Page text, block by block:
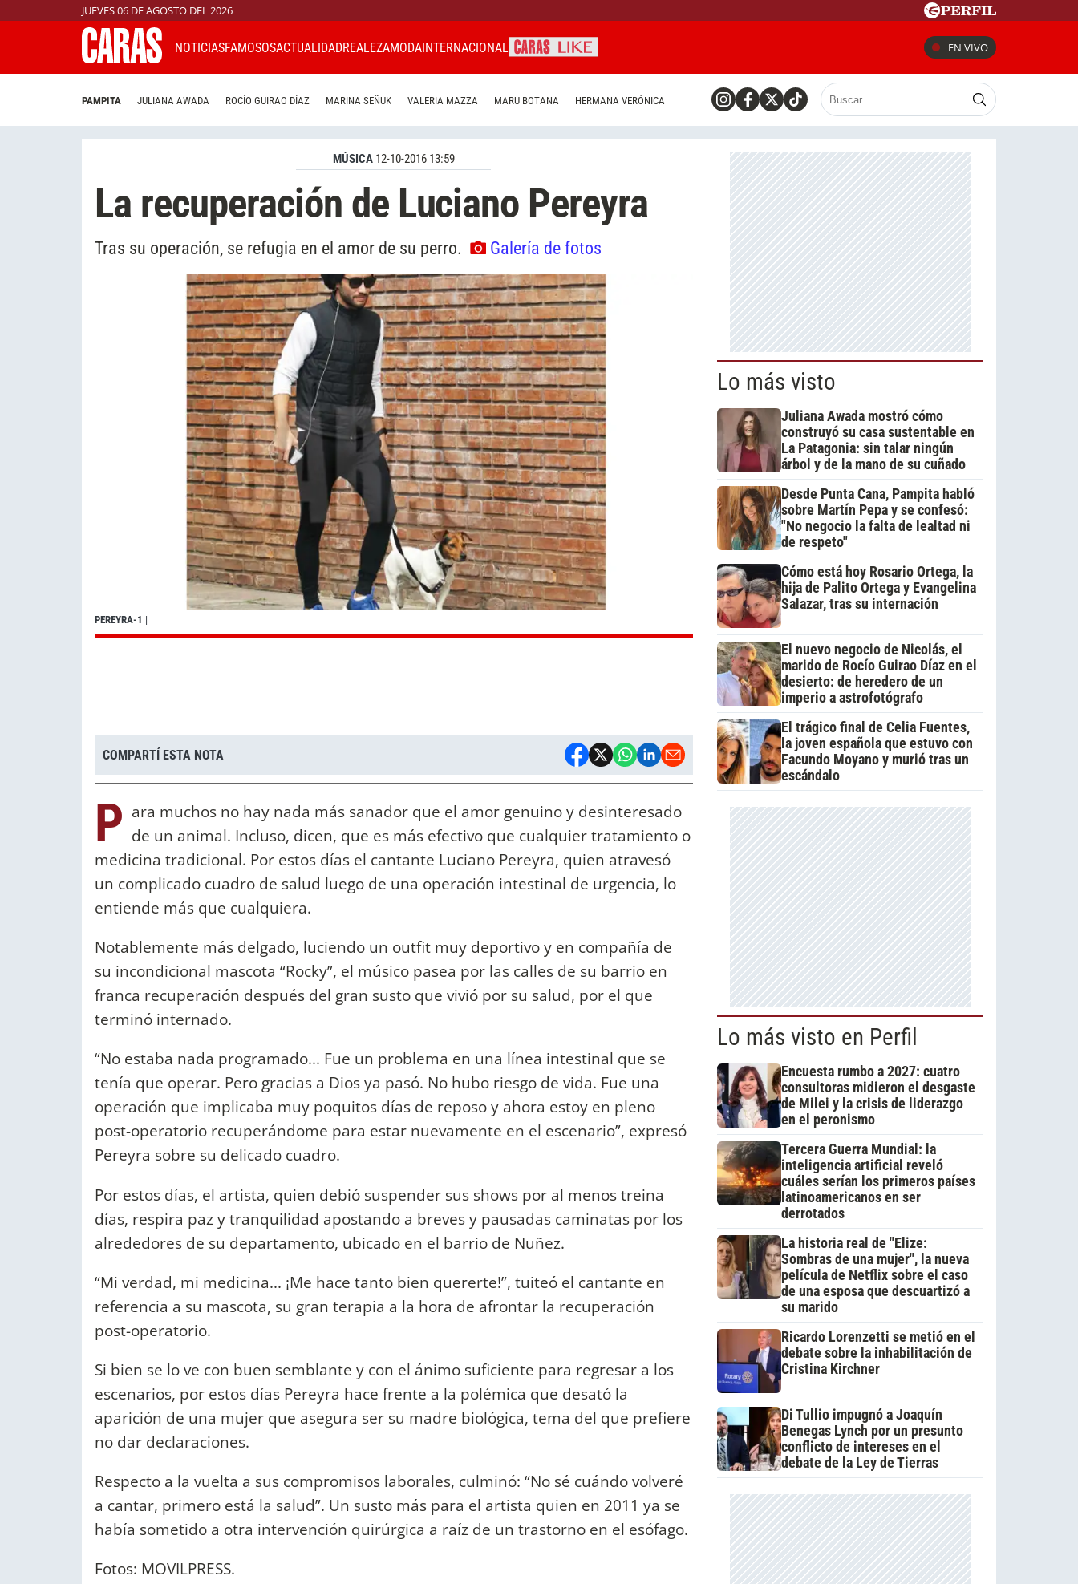
JUEVES 06 DE AGOSTO DEL 2026
NOTICIASFAMOSOSACTUALIDADREALEZAMODAINTERNACIONAL EN VIVO
PAMPITA JULIANA AWADA ROCÍO GUIRAO DÍAZ MARINA SEÑUK VALERIA MAZZA MARU BOTANA HERMANA VERÓNICA
MÚSICA 12-10-2016 13:59
La recuperación de Luciano Pereyra
Tras su operación, se refugia en el amor de su perro. Galería de fotos
PEREYRA-1 |
COMPARTÍ ESTA NOTA
P ara muchos no hay nada más sanador que el amor genuino y desinteresado
de un animal. Incluso, dicen, que es más efectivo que cualquier tratamiento o
medicina tradicional. Por estos días el cantante Luciano Pereyra, quien atravesó
un complicado cuadro de salud luego de una operación intestinal de urgencia, lo
entiende más que cualquiera.
Notablemente más delgado, luciendo un outfit muy deportivo y en compañía de
su incondicional mascota “Rocky”, el músico pasea por las calles de su barrio en
franca recuperación después del gran susto que vivió por su salud, por el que
terminó internado.
“No estaba nada programado... Fue un problema en una línea intestinal que se
tenía que operar. Pero gracias a Dios ya pasó. No hubo riesgo de vida. Fue una
operación que implicaba muy poquitos días de reposo y ahora estoy en pleno
post-operatorio recuperándome para estar nuevamente en el escenario”, expresó
Pereyra sobre su delicado cuadro.
Por estos días, el artista, quien debió suspender sus shows por al menos treina
días, respira paz y tranquilidad apostando a breves y pausadas caminatas por los
alrededores de su departamento, ubicado en el barrio de Nuñez.
“Mi verdad, mi medicina... ¡Me hace tanto bien quererte!”, tuiteó el cantante en
referencia a su mascota, su gran terapia a la hora de afrontar la recuperación
post-operatorio.
Si bien se lo ve con buen semblante y con el ánimo suficiente para regresar a los
escenarios, por estos días Pereyra hace frente a la polémica que desató la
aparición de una mujer que asegura ser su madre biológica, tema del que prefiere
no dar declaraciones.
Respecto a la vuelta a sus compromisos laborales, culminó: “No sé cuándo volveré
a cantar, primero está la salud”. Un susto más para el artista quien en 2011 ya se
había sometido a otra intervención quirúrgica a raíz de un trastorno en el esófago.
Fotos: MOVILPRESS.
Lo más visto
Juliana Awada mostró cómo
construyó su casa sustentable en
La Patagonia: sin talar ningún
árbol y de la mano de su cuñado
Desde Punta Cana, Pampita habló
sobre Martín Pepa y se confesó:
"No negocio la falta de lealtad ni
de respeto"
Cómo está hoy Rosario Ortega, la
hija de Palito Ortega y Evangelina
Salazar, tras su internación
El nuevo negocio de Nicolás, el
marido de Rocío Guirao Díaz en el
desierto: de heredero de un
imperio a astrofotógrafo
El trágico final de Celia Fuentes,
la joven española que estuvo con
Facundo Moyano y murió tras un
escándalo
Lo más visto en Perfil
Encuesta rumbo a 2027: cuatro
consultoras midieron el desgaste
de Milei y la crisis de liderazgo
en el peronismo
Tercera Guerra Mundial: la
inteligencia artificial reveló
cuáles serían los primeros países
latinoamericanos en ser
derrotados
La historia real de "Elize:
Sombras de una mujer", la nueva
película de Netflix sobre el caso
de una esposa que descuartizó a
su marido
Ricardo Lorenzetti se metió en el
debate sobre la inhabilitación de
Cristina Kirchner
Di Tullio impugnó a Joaquín
Benegas Lynch por un presunto
conflicto de intereses en el
debate de la Ley de Tierras